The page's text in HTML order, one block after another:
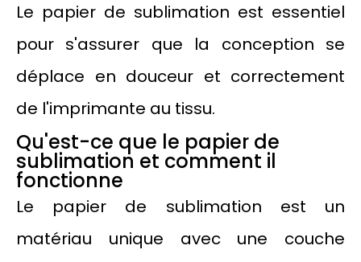
Le papier de sublimation est essentiel
pour s'assurer que la conception se
déplace en douceur et correctement
de l'imprimante au tissu.
Qu'est-ce que le papier de
sublimation et comment il
fonctionne
Le papier de sublimation est un
matériau unique avec une couche